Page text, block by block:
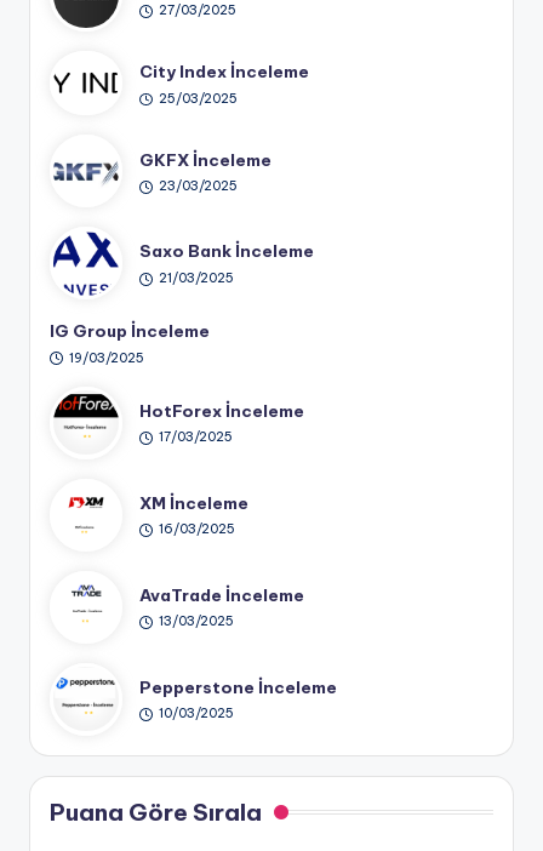
27/03/2025
City Index İnceleme
25/03/2025
GKFX İnceleme
23/03/2025
Saxo Bank İnceleme
21/03/2025
IG Group İnceleme
19/03/2025
HotForex İnceleme
17/03/2025
XM İnceleme
16/03/2025
AvaTrade İnceleme
13/03/2025
Pepperstone İnceleme
10/03/2025
Puana Göre Sırala